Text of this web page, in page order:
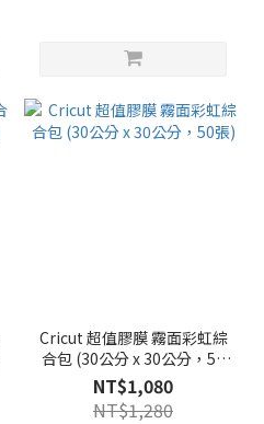
Cricut 超值膠膜 霧面彩虹綜
合包 (30公分 x 30公分，50
張)
NT$1,080
NT$1,280